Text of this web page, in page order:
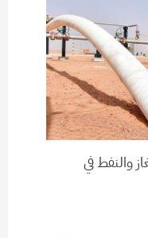
والنفط في